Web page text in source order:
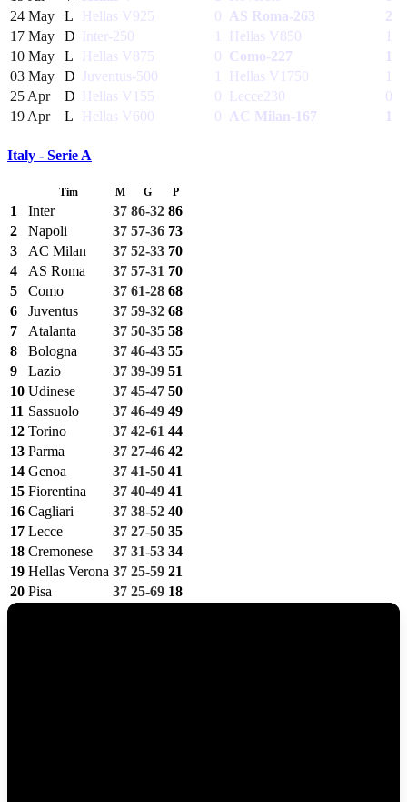
24 May
L Hellas V925 0 AS Roma-263
2
17 May
D Inter-250 1 Hellas V850
1
10 May
L Hellas V875 0 Como-227
1
03 May
D Juventus-500 1 Hellas V 1750
1
25 Apr
D Hellas V 155 0 Lecce230
0
19 Apr
L Hellas V600 0 AC Milan-167 1
Italy - Serie A
Tim M G P
1 Inter 37 86-32 86
2
Napoli 37 57-36 73
3
AC Milan 37 52-33 70
4
AS Roma 37 57-31 70
5
Como 37 61-28 68
6
Juventus 37 59-32 68
7
Atalanta 37 50-35 58
8
Bologna 37 46-43 55
9
Lazio 37 39-39 51
10 Udinese 37 45-47 50
11 Sassuolo 37 46-49 49
12 Torino 37 42-61 44
13 Parma 37 27-46 42
14 Genoa 37 41-50 41
15 Fiorentina 37 40-49 41
16 Cagliari 37 38-52 40
17 Lecce 37 27-50 35
18 Cremonese 37 31-53 34
19 Hellas Verona 37 25-59 21
20 Pisa 37 25-69 18